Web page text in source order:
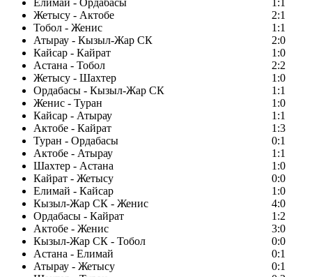
Елимай - Ордабасы
1:1
Жетысу - Актобе
2:1
Тобол - Женис
1:1
Атырау - Кызыл-Жар СК
2:0
Кайсар - Кайрат
1:0
Астана - Тобол
2:2
Жетысу - Шахтер
1:0
Ордабасы - Кызыл-Жар СК
1:1
Женис - Туран
1:0
Кайсар - Атырау
1:1
Актобе - Кайрат
1:3
Туран - Ордабасы
0:1
Актобе - Атырау
1:1
Шахтер - Астана
1:0
Кайрат - Жетысу
0:0
Елимай - Кайсар
1:0
Кызыл-Жар СК - Женис
4:0
Ордабасы - Кайрат
1:2
Актобе - Женис
3:0
Кызыл-Жар СК - Тобол
0:0
Астана - Елимай
0:1
Атырау - Жетысу
0:1